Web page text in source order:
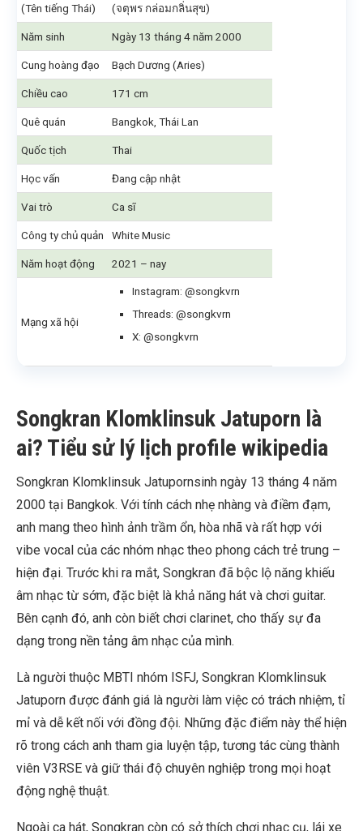
(Tên tiếng Thái)
(จตุพร กล่อมกลิ่นสุข)
Năm sinh Ngày 13 tháng 4 năm 2000
Cung hoàng đạo Bạch Dương (Aries)
Chiều cao 171 cm
Quê quán Bangkok, Thái Lan
Quốc tịch Thai
Học vấn Đang cập nhật
Vai trò Ca sĩ
Công ty chủ quản White Music
Năm hoạt động 2021 – nay
Mạng xã hội
Instagram: @songkvrn
Threads: @songkvrn
X: @songkvrn
Songkran Klomklinsuk Jatuporn là
ai? Tiểu sử lý lịch profile wikipedia
Songkran Klomklinsuk Jatupornsinh ngày 13 tháng 4 năm
2000 tại Bangkok. Với tính cách nhẹ nhàng và điềm đạm,
anh mang theo hình ảnh trầm ổn, hòa nhã và rất hợp với
vibe vocal của các nhóm nhạc theo phong cách trẻ trung –
hiện đại. Trước khi ra mắt, Songkran đã bộc lộ năng khiếu
âm nhạc từ sớm, đặc biệt là khả năng hát và chơi guitar.
Bên cạnh đó, anh còn biết chơi clarinet, cho thấy sự đa
dạng trong nền tảng âm nhạc của mình.
Là người thuộc MBTI nhóm ISFJ, Songkran Klomklinsuk
Jatuporn được đánh giá là người làm việc có trách nhiệm, tỉ
mỉ và dễ kết nối với đồng đội. Những đặc điểm này thể hiện
rõ trong cách anh tham gia luyện tập, tương tác cùng thành
viên V3RSE và giữ thái độ chuyên nghiệp trong mọi hoạt
động nghệ thuật.
Ngoài ca hát, Songkran còn có sở thích chơi nhạc cụ, lái xe